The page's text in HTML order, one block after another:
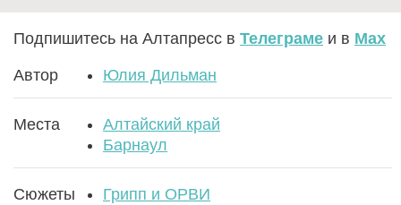
Подпишитесь на Алтапресс в Телеграме и в Max
Автор Юлия Дильман
Места
Алтайский край
Барнаул
Сюжеты
Грипп и ОРВИ